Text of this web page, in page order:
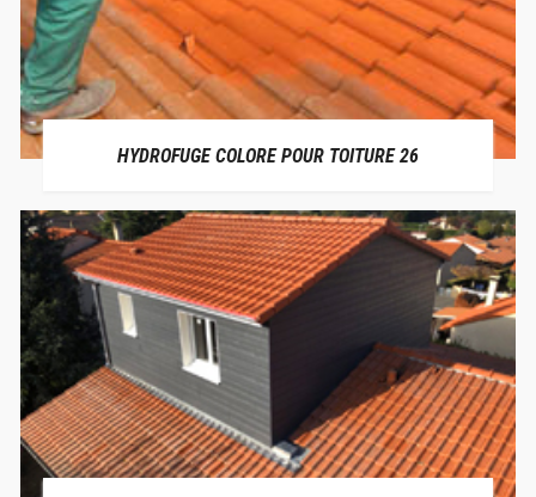
HYDROFUGE COLORE POUR TOITURE 26